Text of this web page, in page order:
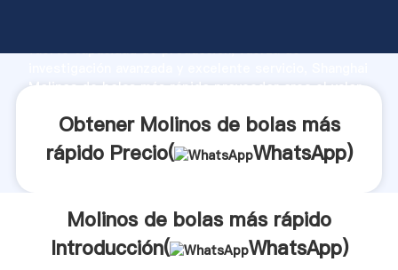
fuerte capacidad de producción, fuerza de
Molinos de bolas más rápido proveedor crea el valor
Obtener Molinos de bolas más
rápido Precio(
WhatsApp)
Molinos de bolas más rápido
Introducción(
WhatsApp)